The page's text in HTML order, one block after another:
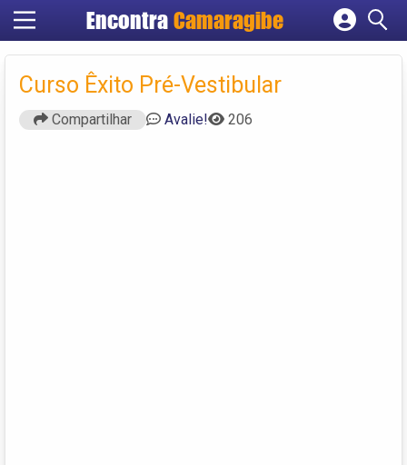
Encontra Camaragibe
Cadastrar empresa
Criar conta
Curso Êxito Pré-Vestibular
Compartilhar Avalie! 206